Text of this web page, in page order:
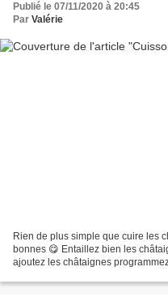
Publié le 07/11/2020 à 20:45
Par Valérie
Rien de plus simple que cuire les
bonnes 😋 Entaillez bien les
ajoutez les châtaignes